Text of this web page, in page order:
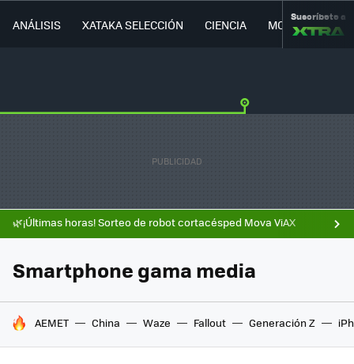
ANÁLISIS XATAKA SELECCIÓN CIENCIA MOVILIDAD
Suscríbete a
🌿¡Últimas horas! Sorteo de robot cortacésped Mova ViAX
Smartphone gama media
HOY SE HABLA DE
AEMET China Waze Fallout Generación Z